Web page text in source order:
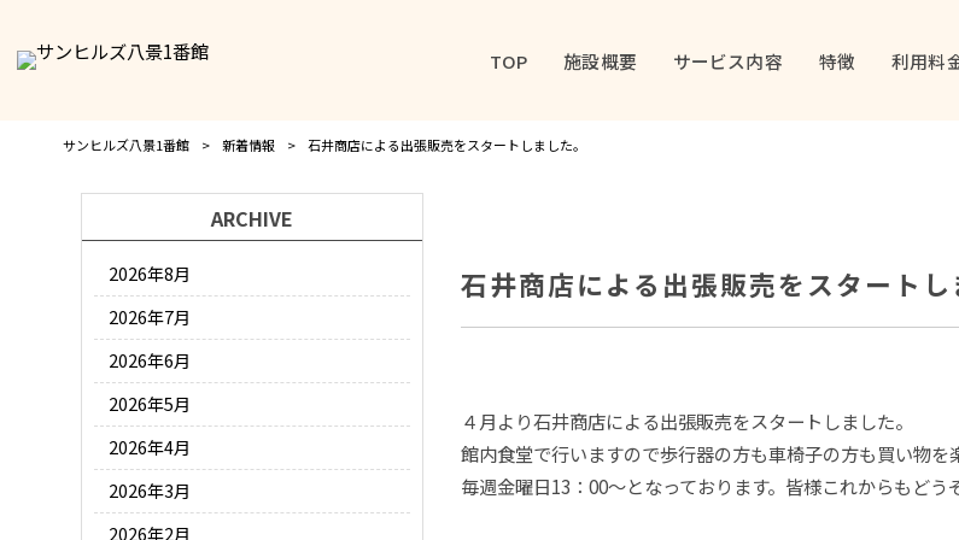
TOP 施設概要 サービス内容 特徴 利用料
サンヒルズ八景1番館 > 新着情報 > 石井商店による出張販売をスタートしました。
石井商店による出張販売をスタートし
４月より石井商店による出張販売をスタートしました。
館内食堂で行いますので歩行器の方も車椅子の方も買い物を
毎週金曜日13：00～となっております。皆様これからもどう
ARCHIVE
2026年8月
2026年7月
2026年6月
2026年5月
2026年4月
2026年3月
2026年2月